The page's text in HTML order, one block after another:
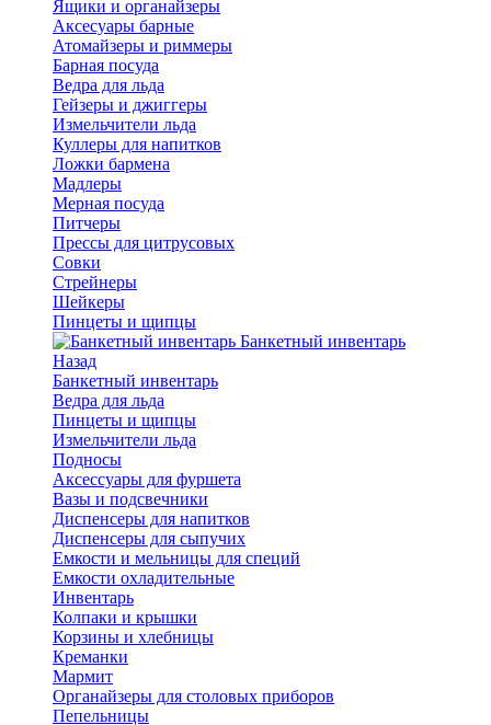
Ящики и органайзеры
Аксесуары барные
Атомайзеры и риммеры
Барная посуда
Ведра для льда
Гейзеры и джиггеры
Измельчители льда
Куллеры для напитков
Ложки бармена
Мадлеры
Мерная посуда
Питчеры
Прессы для цитрусовых
Совки
Стрейнеры
Шейкеры
Пинцеты и щипцы
Банкетный инвентарь
Назад
Банкетный инвентарь
Ведра для льда
Пинцеты и щипцы
Измельчители льда
Подносы
Аксессуары для фуршета
Вазы и подсвечники
Диспенсеры для напитков
Диспенсеры для сыпучих
Емкости и мельницы для специй
Емкости охладительные
Инвентарь
Колпаки и крышки
Корзины и хлебницы
Креманки
Мармит
Органайзеры для столовых приборов
Пепельницы